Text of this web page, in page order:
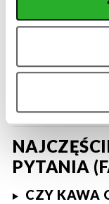
się
elektrolitów,
dzięki
Odwodnienie-
narastającym
odpowiednią
PYTANIA
CZY KAWA